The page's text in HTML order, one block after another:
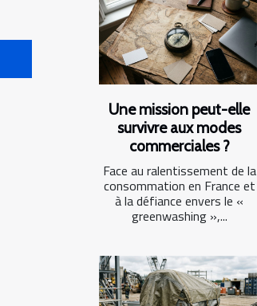
Une mission peut-elle
survivre aux modes
commerciales ?
Face au ralentissement de la
consommation en France et
à la défiance envers le «
greenwashing »,...